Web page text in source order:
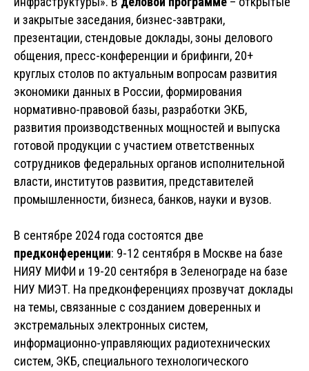
и закрытые заседания, бизнес-завтраки,
презентации, стендовые доклады, зоны делового
общения, пресс-конференции и брифинги, 20+
круглых столов по актуальным вопросам развития
экономики данных в России, формирования
нормативно-правовой базы, разработки ЭКБ,
развития производственных мощностей и выпуска
готовой продукции с участием ответственных
сотрудников федеральных органов исполнительной
власти, институтов развития, представителей
промышленности, бизнеса, банков, науки и вузов.
В сентябре 2024 года состоятся две
предконференции: 9-12 сентября в Москве на базе
НИЯУ МИФИ и 19-20 сентября в Зеленограде на базе
НИУ МИЭТ. На предконференциях прозвучат доклады
на темы, связанные с созданием доверенных и
экстремальных электронных систем,
информационно-управляющих радиотехнических
систем, ЭКБ, специального технологического